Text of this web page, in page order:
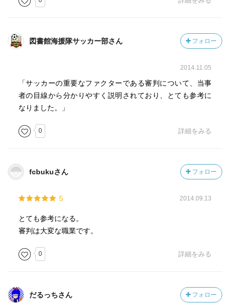
図書館海援隊サッカー部さん フォロー
2014.11.05
「サッカーの重要なファクターである審判について、当事
者の目線から分かりやすく説明されており、とても参考に
なりました。」
0 詳細をみる
fcbukuさん フォロー
5 2014.09.13
とても参考になる。
審判は大変な職業です。
0 詳細をみる
だるっちさん フォロー